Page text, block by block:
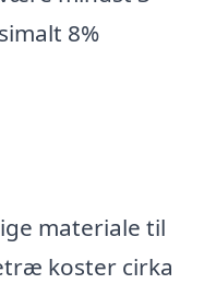
8%
materiale til
koster cirka